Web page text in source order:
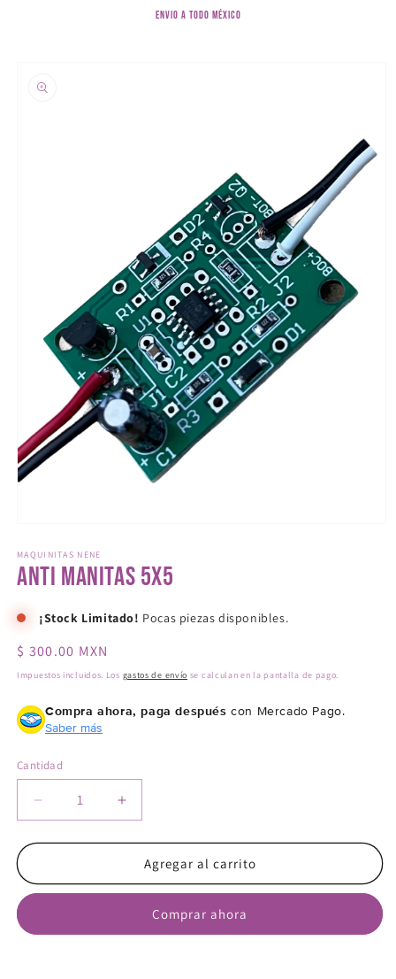
ENVIO A TODO MÉXICO
información
multimedia
1
en
modal
MAQUINITAS NENE
Anti Manitas 5x5
¡Stock Limitado! Pocas piezas disponibles.
Precio
habitual
$ 300.00 MXN
Impuestos incluidos. Los gastos de envío se calculan en la pantalla de pago.
Compra ahora, paga después con Mercado Pago.
Saber más
Cantidad
Reducir
cantidad
para
Manitas
Aumentar
cantidad
para
Anti
Manitas
Agregar al carrito
Comprar ahora
Compra ahora y paga a meses
sin tarjeta de crédito